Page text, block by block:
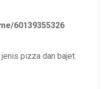
60139355326
pizza dan bajet.